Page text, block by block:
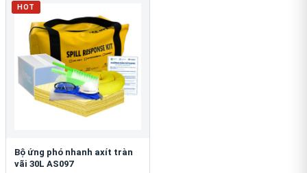
HOT
Bộ ứng phó nhanh axít tràn
vãi 30L AS097